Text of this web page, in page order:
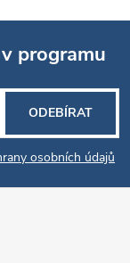
programu
osobních údajů
ODEBÍRAT